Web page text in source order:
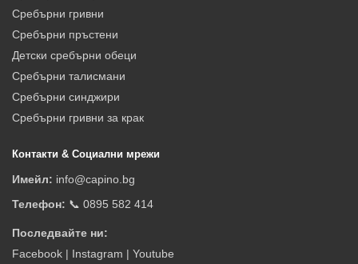
Сребърни гривни
Сребърни пръстени
Детски сребърни обеци
Сребърни талисмани
Сребърни синджири
Сребърни гривни за крак
Контакти & Социални мрежи
Имейл: info@capino.bg
Телефон: 📞 0895 582 414
Последвайте ни:
Facebook | Instagram | Youtube